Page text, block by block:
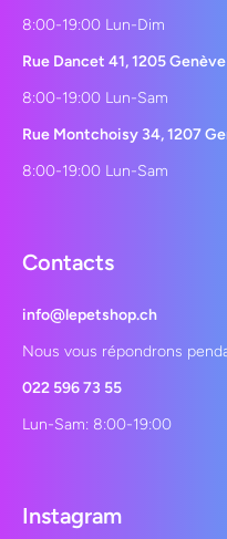
8:00-19:00 Lun-Dim
Rue Dancet 41, 1205 Genève
8:00-19:00 Lun-Sam
Rue Montchoisy 34, 1207
8:00-19:00 Lun-Sam
Contacts
info@lepetshop.ch
Nous vous répondrons
022 596 73 55
Lun-Sam: 8:00-19:00
Instagram